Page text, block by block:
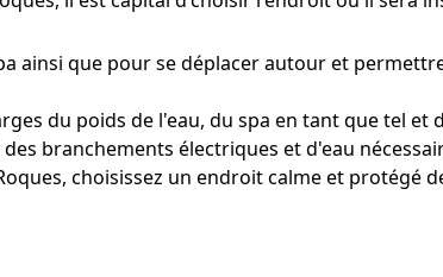
ainsi que pour se déplacer autour et
du poids de l'eau, du spa en tant que tel et
branchements électriques et d'eau
choisissez un endroit calme et protégé